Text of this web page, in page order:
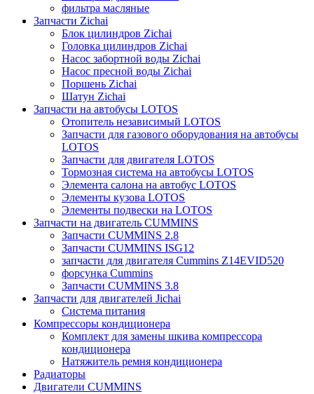
фильтра масляные
Запчасти Zichai
Блок цилиндров Zichai
Головка цилиндров Zichai
Насос забортной воды Zichai
Насос пресной воды Zichai
Поршень Zichai
Шатун Zichai
Запчасти на автобусы LOTOS
Отопитель независимый LOTOS
Запчасти для газового оборудования на автобусы
LOTOS
Запчасти для двигателя LOTOS
Тормозная система на автобусы LOTOS
Элемента салона на автобус LOTOS
Элементы кузова LOTOS
Элементы подвески на LOTOS
Запчасти на двигатель CUMMINS
Запчасти CUMMINS 2.8
Запчасти CUMMINS ISG12
запчасти для двигателя Cummins Z14EVID520
форсунка Cummins
Запчасти CUMMINS 3.8
Запчасти для двигателей Jichai
Система питания
Компрессоры кондиционера
Комплект для замены шкива компрессора
кондиционера
Натяжитель ремня кондиционера
Радиаторы
Двигатели CUMMINS